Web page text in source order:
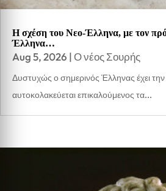
Η σχέση του Νεο-Έλληνα, με τον
Έλληνα…
Aug 5, 2026 |Ο νέος Σουρής
Δυστυχώς ο σημερινός Έλληνας έχει
αυτοκολακεύεται επικαλούμενος τα...